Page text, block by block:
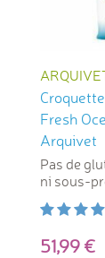
Fresh
Arquivet
Pas de
ni sous-
51,99